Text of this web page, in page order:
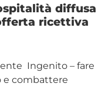
diffusa
ricettiva
Ingenito – fare
e combattere